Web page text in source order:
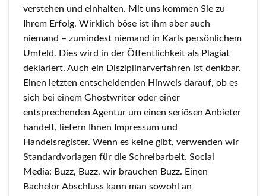
verstehen und einhalten. Mit uns kommen Sie zu
Ihrem Erfolg. Wirklich böse ist ihm aber auch
niemand – zumindest niemand in Karls persönlichem
Umfeld. Dies wird in der Öffentlichkeit als Plagiat
deklariert. Auch ein Disziplinarverfahren ist denkbar.
Einen letzten entscheidenden Hinweis darauf, ob es
sich bei einem Ghostwriter oder einer
entsprechenden Agentur um einen seriösen Anbieter
handelt, liefern Ihnen Impressum und
Handelsregister. Wenn es keine gibt, verwenden wir
Standardvorlagen für die Schreibarbeit. Social
Media: Buzz, Buzz, wir brauchen Buzz. Einen
Bachelor Abschluss kann man sowohl an